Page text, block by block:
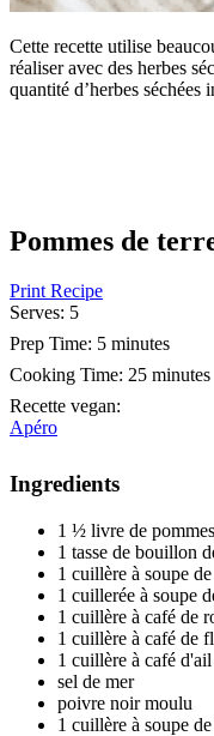
Cette recette utilise
réaliser avec des herbes
quantité d’herbes séchées
Pommes de
Print Recipe
Serves: 5
Prep Time: 5 minutes
Cooking Time: 25 minutes
Recette vegan:
Apéro
Ingredients
1 ½ livre de
1 tasse de bouillon
1 cuillère à soupe
1 cuillerée à soupe
1 cuillère à café de
1 cuillère à café de
1 cuillère à café
sel de mer
poivre noir moulu
1 cuillère à soupe